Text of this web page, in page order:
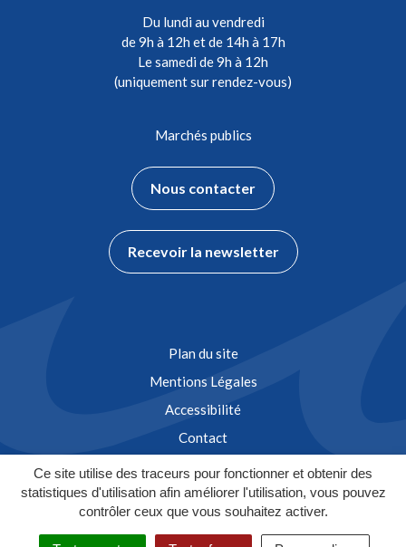
Ce site utilise des traceurs pour fonctionner et obtenir des
statistiques d'utilisation afin améliorer l'utilisation, vous pouvez
contrôler ceux que vous souhaitez activer.
Du lundi au vendredi
de 9h à 12h et de 14h à 17h
Le samedi de 9h à 12h
(uniquement sur rendez-vous)
Marchés publics
Nous contacter
Recevoir la newsletter
Plan du site
Mentions Légales
Accessibilité
Contact